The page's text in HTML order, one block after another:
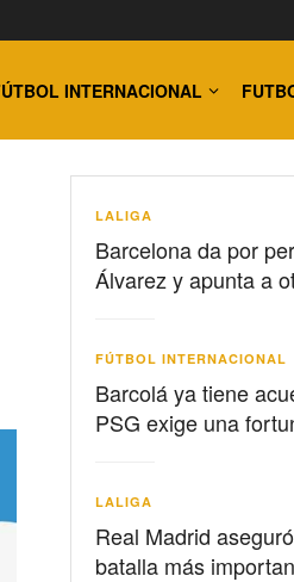
INTERNACIONAL
LALIGA
Barcelona da por
Álvarez y apunta a
FÚTBOL INTERNACIONAL
Barcolá ya tiene
PSG exige una
LALIGA
Real Madrid
batalla más